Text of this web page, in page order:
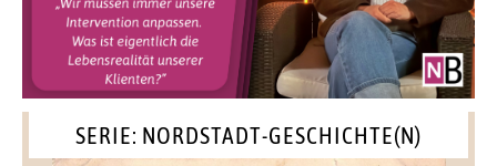
SERIE: NORDSTADT-GESCHICHTE(N)